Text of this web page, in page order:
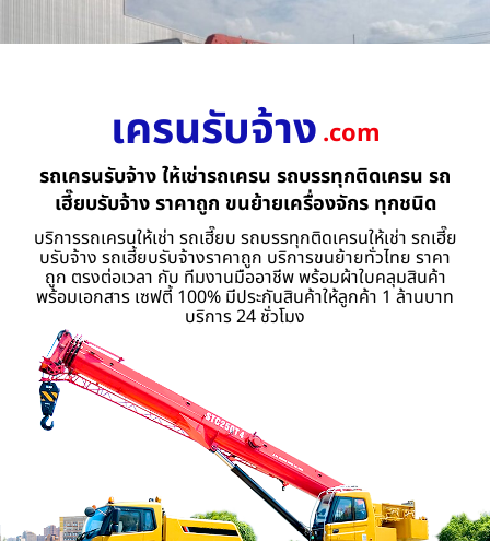
เครนรับจ้าง .com
รถเครนรับจ้าง ให้เช่ารถเครน รถบรรทุกติดเครน รถ
เฮี๊ยบรับจ้าง ราคาถูก ขนย้ายเครื่องจักร ทุกชนิด
บริการรถเครนให้เช่า รถเฮี๊ยบ รถบรรทุกติดเครนให้เช่า รถเฮี๊ย
บรับจ้าง รถเฮี้ยบรับจ้างราคาถูก บริการขนย้ายทั่วไทย ราคา
ถูก ตรงต่อเวลา กับ ทีมงานมืออาชีพ พร้อมผ้าใบคลุมสินค้า
พร้อมเอกสาร เซฟตี้ 100% มีประกันสินค้าให้ลูกค้า 1 ล้านบาท
บริการ 24 ชั่วโมง